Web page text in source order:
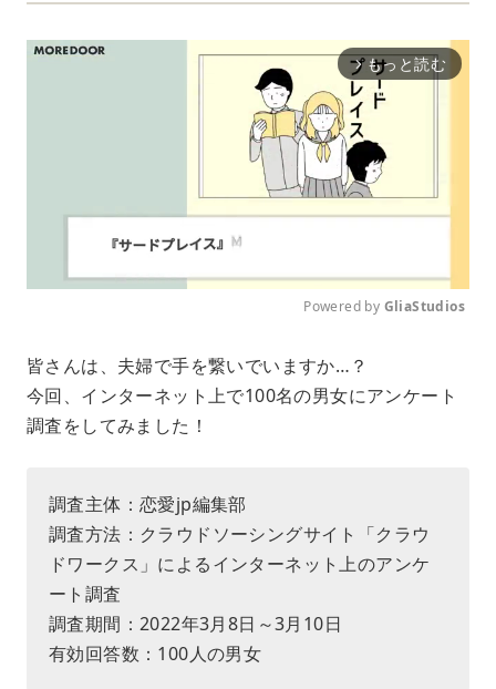
arrow_forward_ios もっと読む
t
Powered by GliaStudios
皆さんは、夫婦で手を繋いでいますか…？
今回、インターネット上で100名の男女にアンケート
調査をしてみました！
調査主体：恋愛jp編集部
調査方法：クラウドソーシングサイト「クラウ
ドワークス」によるインターネット上のアンケ
ート調査
調査期間：2022年3月8日～3月10日
有効回答数：100人の男女